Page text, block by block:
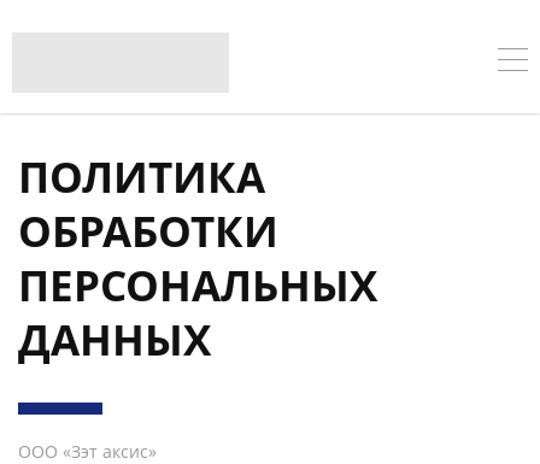
ПОЛИТИКА
ОБРАБОТКИ
ПЕРСОНАЛЬНЫХ
ДАННЫХ
ООО «Зэт аксис»